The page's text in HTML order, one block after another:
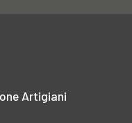
Artigiani